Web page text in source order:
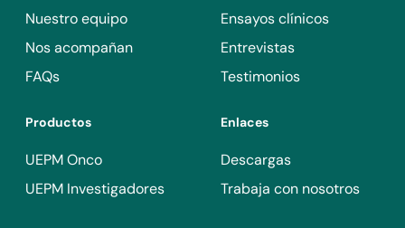
Nuestro equipo
Nos acompañan
FAQs
Ensayos clínicos
Entrevistas
Testimonios
Productos
UEPM Onco
UEPM Investigadores
Enlaces
Descargas
Trabaja con nosotros